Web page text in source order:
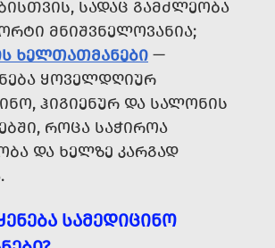
ᲡᲐᲓᲐᲪ ᲒᲐᲛᲫᲚᲔᲝᲑᲐ
ᲛᲜᲘᲨᲕᲜᲔᲚᲝᲕᲐᲜᲘᲐ;
ᲮᲔᲚᲗᲐᲗᲛᲐᲜᲔᲑᲘ —
ᲧᲝᲕᲔᲚᲓᲦᲘᲣᲠ
ᲰᲘᲒᲘᲔᲜᲣᲠ ᲓᲐ ᲡᲐᲚᲝᲜᲘᲡ
ᲠᲝᲪᲐ ᲡᲐᲭᲘᲠᲝᲐ
ᲓᲐ ᲮᲔᲚᲖᲔ ᲙᲐᲠᲒᲐᲓ
ᲡᲐᲛᲔᲓᲘᲪᲘᲜᲝ